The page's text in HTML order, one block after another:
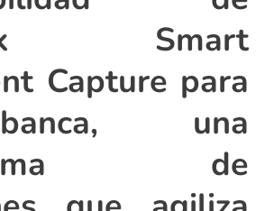
Smart
Capture para
una
de